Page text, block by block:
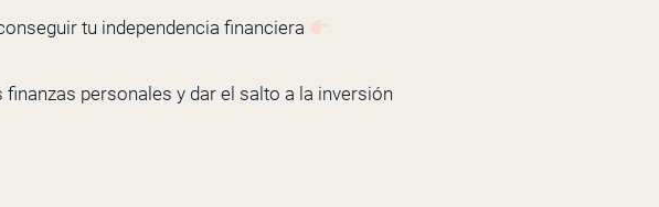
tu independencia financiera
personales y dar el salto a la inversión